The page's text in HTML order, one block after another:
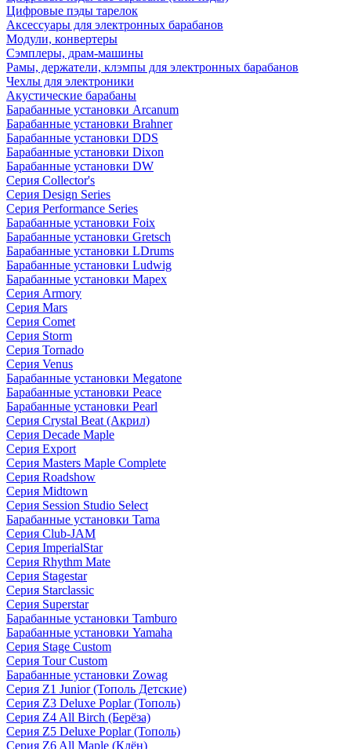
Цифровые пэды тарелок
Аксессуары для электронных барабанов
Модули, конвертеры
Сэмплеры, драм-машины
Рамы, держатели, клэмпы для электронных барабанов
Чехлы для электроники
Акустические барабаны
Барабанные установки Arcanum
Барабанные установки Brahner
Барабанные установки DDS
Барабанные установки Dixon
Барабанные установки DW
Серия Collector's
Серия Design Series
Серия Performance Series
Барабанные установки Foix
Барабанные установки Gretsch
Барабанные установки LDrums
Барабанные установки Ludwig
Барабанные установки Mapex
Серия Armory
Серия Mars
Серия Comet
Серия Storm
Серия Tornado
Серия Venus
Барабанные установки Megatone
Барабанные установки Peace
Барабанные установки Pearl
Серия Crystal Beat (Акрил)
Серия Decade Maple
Серия Export
Серия Masters Maple Complete
Серия Roadshow
Серия Midtown
Серия Session Studio Select
Барабанные установки Tama
Серия Club-JAM
Серия ImperialStar
Серия Rhythm Mate
Серия Stagestar
Серия Starclassic
Серия Superstar
Барабанные установки Tamburo
Барабанные установки Yamaha
Серия Stage Custom
Серия Tour Custom
Барабанные установки Zowag
Серия Z1 Junior (Тополь Детские)
Серия Z3 Deluxe Poplar (Тополь)
Серия Z4 All Birch (Берёза)
Серия Z5 Deluxe Poplar (Тополь)
Серия Z6 All Maple (Клён)